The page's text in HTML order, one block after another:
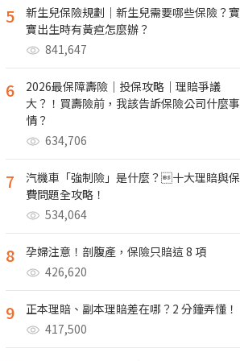
5
新生兒保險規劃｜新生兒需要哪些保險？寶
寶出生時有黃疸怎麼辦？
841,647
6
2026最保障壽險｜投保攻略｜理賠爭議
大？！買壽險前，我該告訴保險公司什麼事
情？
634,706
7
汽機車「強制險」是什麼？十大理賠與保
費問題全攻略！
534,064
8
孕婦注意！剖腹產，保險只賠這 8 項
426,620
9
正本理賠、副本理賠差在哪？2 分鐘弄懂！
417,500